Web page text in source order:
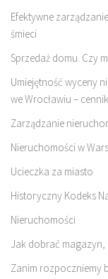
Efektywne
śmieci
Sprzedaż domu. Czy
Umiejętność wyceny
we Wrocławiu – cennik
Zarządzanie
Nieruchomości w
Ucieczka za miasto
Historyczny Kodeks
Nieruchomości
Jak dobrać magazyn,
Zanim rozpoczniemy